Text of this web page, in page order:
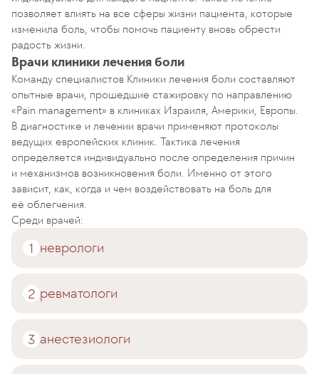
позволяет влиять на все сферы жизни пациента, которые
изменила боль, чтобы помочь пациенту вновь обрести
радость жизни.
Врачи клиники лечения боли
Команду специалистов Клиники лечения боли составляют
опытные врачи, прошедшие стажировку по направлению
«Pain management» в клиниках Израиля, Америки, Европы.
В диагностике и лечении врачи применяют протоколы
ведущих европейских клиник. Тактика лечения
определяется индивидуально после определения причин
и механизмов возникновения боли. Именно от этого
зависит, как, когда и чем воздействовать на боль для
её облегчения.
Среди врачей:
неврологи
ревматологи
анестезиологи